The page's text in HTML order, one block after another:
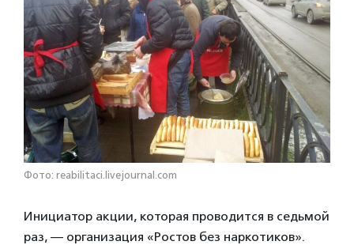
Фото: reabilitaci.livejournal.com
Инициатор акции, которая проводится в седьмой
раз, — организация «Ростов без наркотиков».